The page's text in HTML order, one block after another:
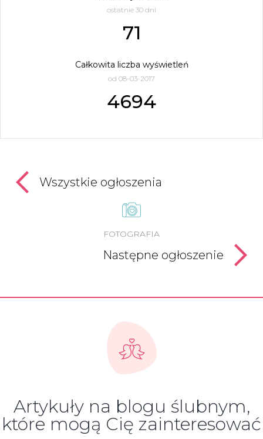
ostatnie 30 dni
71
Całkowita liczba wyświetleń
od 08-03-2017
4694
Wszystkie ogłoszenia
FOTOGRAFIA
Następne ogłoszenie
Artykuły na blogu ślubnym,
które mogą Cię zainteresować